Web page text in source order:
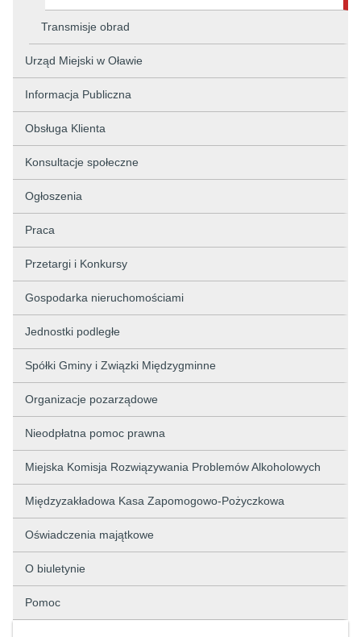
Transmisje obrad
Urząd Miejski w Oławie
Informacja Publiczna
Obsługa Klienta
Konsultacje społeczne
Ogłoszenia
Praca
Przetargi i Konkursy
Gospodarka nieruchomościami
Jednostki podległe
Spółki Gminy i Związki Międzygminne
Organizacje pozarządowe
Nieodpłatna pomoc prawna
Miejska Komisja Rozwiązywania Problemów Alkoholowych
Międzyzakładowa Kasa Zapomogowo-Pożyczkowa
Oświadczenia majątkowe
O biuletynie
Pomoc